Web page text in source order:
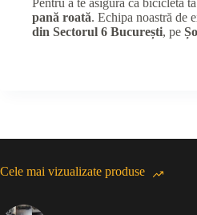
Pentru a te asigura că bicicleta
pană roată. Echipa noastră de
din Sectorul 6 București, pe
Cele mai vizualizate produse